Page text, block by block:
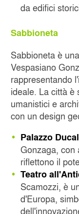
da edifici
Sabbioneta
Sabbioneta è
Vespasiano
rappresentando
ideale. La città è
umanistici e
con un design
Palazzo
Gonzaga, con
riflettono il
Teatro
Scamozzi, è
d'Europa,